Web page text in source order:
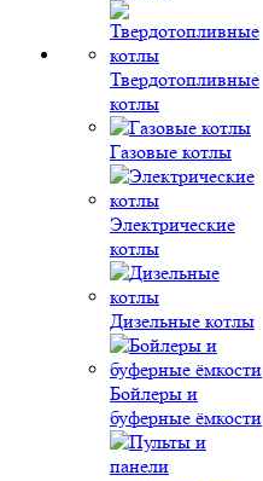
Твердотопливные
котлы
Газовые котлы
Электрические
котлы
Дизельные котлы
Бойлеры и
буферные ёмкости